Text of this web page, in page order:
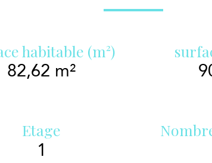
habitable (m²)
82,62 m²
Etage
1